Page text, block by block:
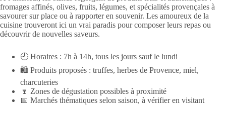
fromages affinés, olives, fruits, légumes, et spécialités provençales à
savourer sur place ou à rapporter en souvenir. Les amoureux de la
cuisine trouveront ici un vrai paradis pour composer leurs repas ou
découvrir de nouvelles saveurs.
🕘 Horaires : 7h à 14h, tous les jours sauf le lundi
🛍️ Produits proposés : truffes, herbes de Provence, miel,
charcuteries
🍷 Zones de dégustation possibles à proximité
📅 Marchés thématiques selon saison, à vérifier en visitant